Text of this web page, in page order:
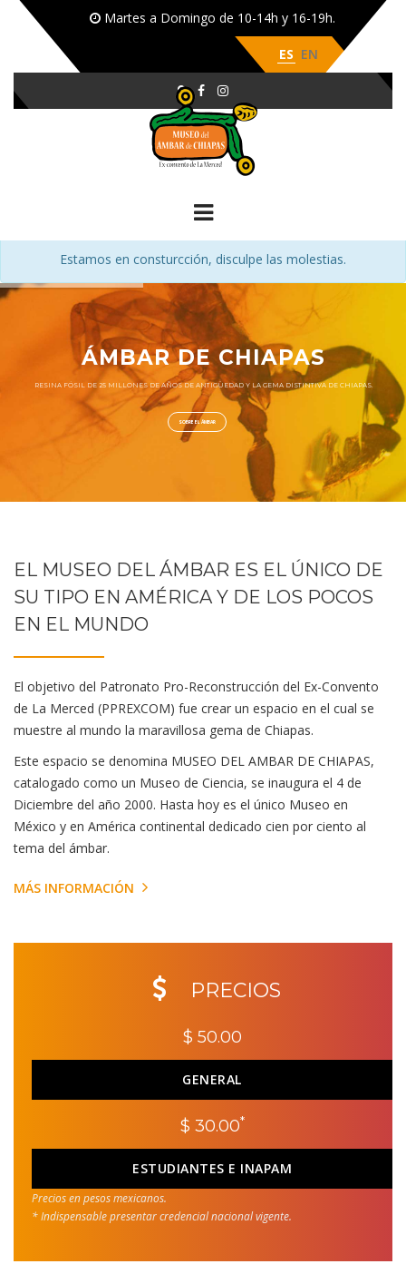
Martes a Domingo de 10-14h y 16-19h.
ES EN
Estamos en consturcción, disculpe las molestias.
ÁMBAR DE CHIAPAS
RESINA FÓSIL DE 25 MILLONES DE AÑOS DE ANTIGÜEDAD Y LA GEMA DISTINTIVA DE CHIAPAS.
SOBRE EL ÁMBAR
EL MUSEO DEL ÁMBAR ES EL ÚNICO DE
SU TIPO EN AMÉRICA Y DE LOS POCOS
EN EL MUNDO
El objetivo del Patronato Pro-Reconstrucción del Ex-Convento
de La Merced (PPREXCOM) fue crear un espacio en el cual se
muestre al mundo la maravillosa gema de Chiapas.
Este espacio se denomina MUSEO DEL AMBAR DE CHIAPAS,
catalogado como un Museo de Ciencia, se inaugura el 4 de
Diciembre del año 2000. Hasta hoy es el único Museo en
México y en América continental dedicado cien por ciento al
tema del ámbar.
MÁS INFORMACIÓN
PRECIOS
$ 50.00
GENERAL
$ 30.00*
ESTUDIANTES E INAPAM
Precios en pesos mexicanos.
* Indispensable presentar credencial nacional vigente.